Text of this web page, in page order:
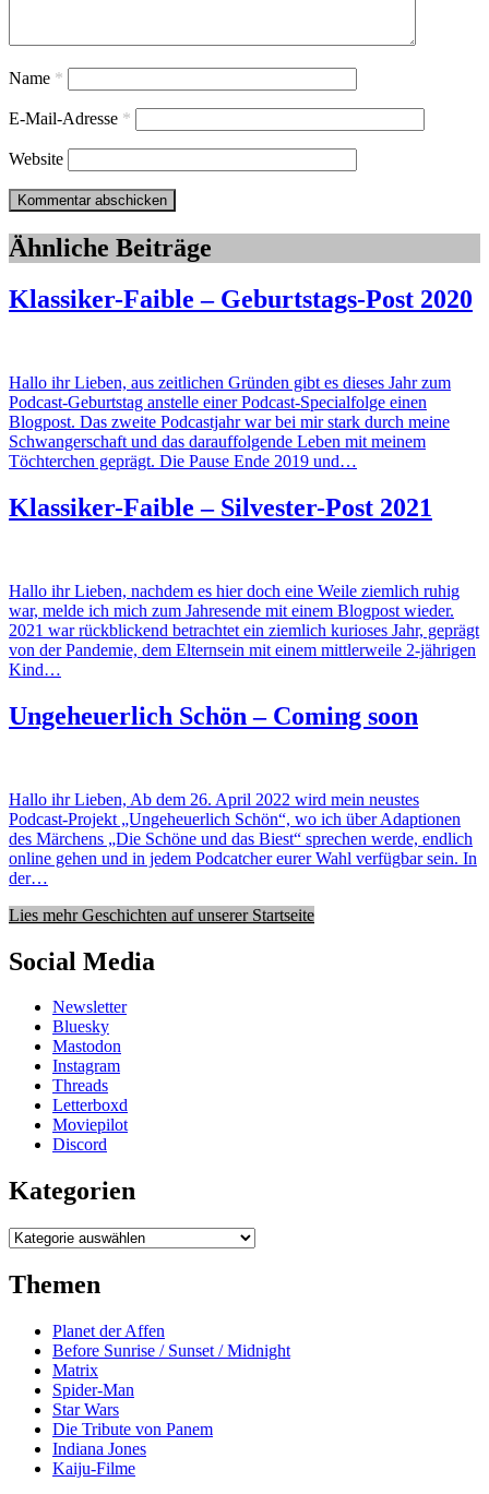
Name *
E-Mail-Adresse *
Website
Ähnliche Beiträge
Klassiker-Faible – Geburtstags-Post 2020
Hallo ihr Lieben, aus zeitlichen Gründen gibt es dieses Jahr zum
Podcast-Geburtstag anstelle einer Podcast-Specialfolge einen
Blogpost. Das zweite Podcastjahr war bei mir stark durch meine
Schwangerschaft und das darauffolgende Leben mit meinem
Töchterchen geprägt. Die Pause Ende 2019 und…
Klassiker-Faible – Silvester-Post 2021
Hallo ihr Lieben, nachdem es hier doch eine Weile ziemlich ruhig
war, melde ich mich zum Jahresende mit einem Blogpost wieder.
2021 war rückblickend betrachtet ein ziemlich kurioses Jahr, geprägt
von der Pandemie, dem Elternsein mit einem mittlerweile 2-jährigen
Kind…
Ungeheuerlich Schön – Coming soon
Hallo ihr Lieben, Ab dem 26. April 2022 wird mein neustes
Podcast-Projekt „Ungeheuerlich Schön“, wo ich über Adaptionen
des Märchens „Die Schöne und das Biest“ sprechen werde, endlich
online gehen und in jedem Podcatcher eurer Wahl verfügbar sein. In
der…
Lies mehr Geschichten auf unserer Startseite
Social Media
Newsletter
Bluesky
Mastodon
Instagram
Threads
Letterboxd
Moviepilot
Discord
Kategorien
Kategorien
Themen
Planet der Affen
Before Sunrise / Sunset / Midnight
Matrix
Spider-Man
Star Wars
Die Tribute von Panem
Indiana Jones
Kaiju-Filme